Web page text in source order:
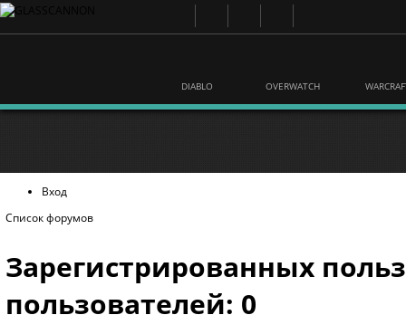
DIABLO OVERWATCH
Вход
Список форумов
Зарегистрированных
пользователей: 0